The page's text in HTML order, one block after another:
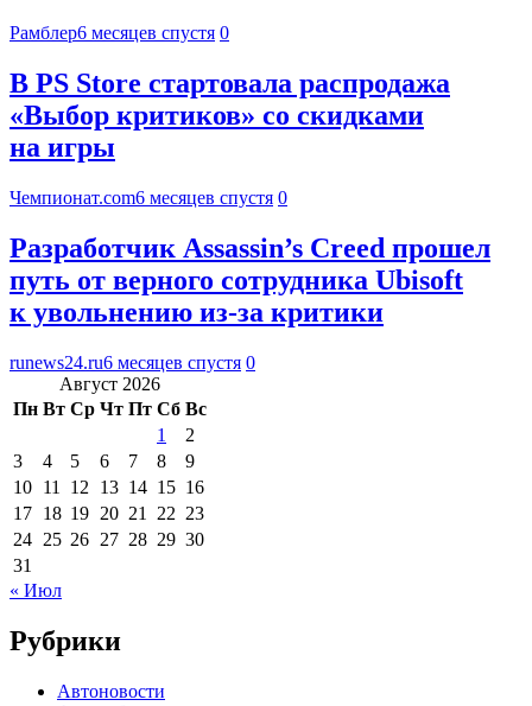
Рамблер6 месяцев спустя 0
В PS Store стартовала распродажа
«Выбор критиков» со скидками
на игры
Чемпионат.com6 месяцев спустя 0
Разработчик Assassin’s Creed прошел
путь от верного сотрудника Ubisoft
к увольнению из-за критики
runews24.ru6 месяцев спустя 0
Август 2026
Пн Вт Ср Чт Пт Сб Вс
1
2
3
4 5 6 7 8
9
10 11 12 13 14 15 16
17 18 19 20 21 22 23
24 25 26 27 28 29 30
31
« Июл
Рубрики
Автоновости